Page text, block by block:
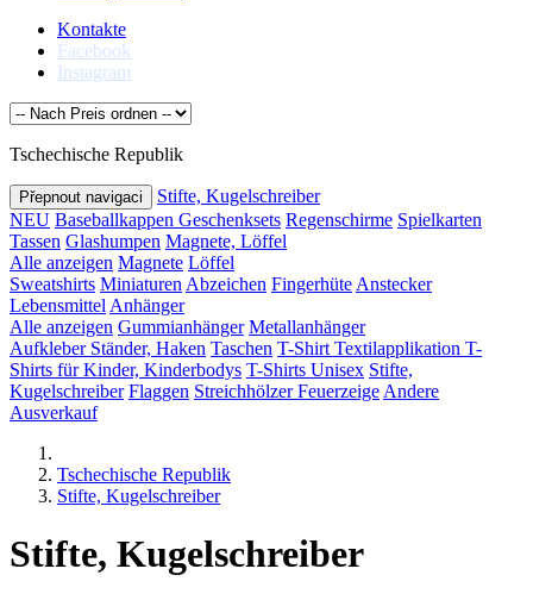
Kontakte
Facebook
Instagram
Tschechische Republik
Přepnout navigaci
Stifte, Kugelschreiber
NEU Baseballkappen Geschenksets Regenschirme Spielkarten
Tassen Glashumpen Magnete, Löffel
Alle anzeigen Magnete Löffel
Sweatshirts Miniaturen Abzeichen Fingerhüte Anstecker
Lebensmittel Anhänger
Alle anzeigen Gummianhänger Metallanhänger
Aufkleber Ständer, Haken Taschen T-Shirt Textilapplikation T-
Shirts für Kinder, Kinderbodys T-Shirts Unisex Stifte,
Kugelschreiber Flaggen StreichhölzerFeuerzeige Andere
Ausverkauf
Tschechische Republik
Stifte, Kugelschreiber
Stifte, Kugelschreiber